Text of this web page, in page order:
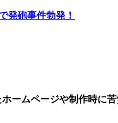
発砲事件勃発！
ームページや制作時に